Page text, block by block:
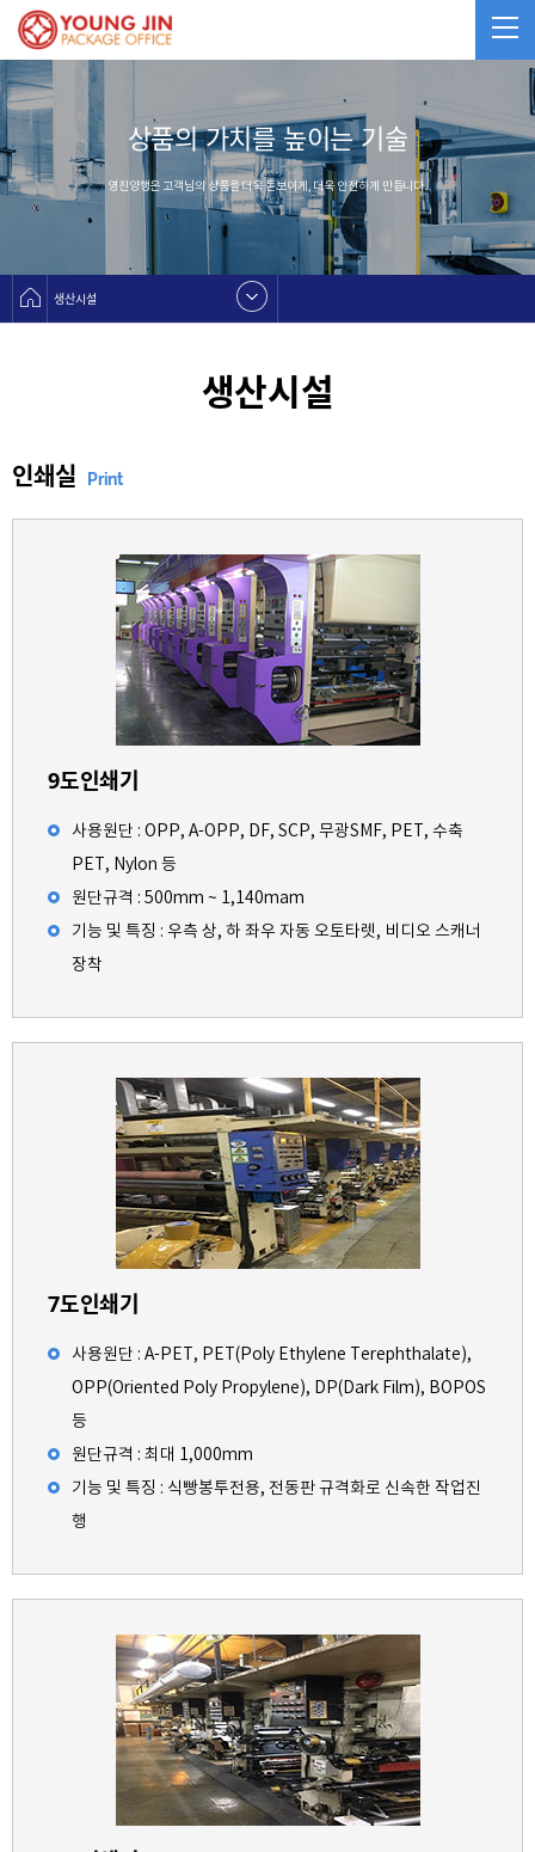
상품의 가치를 높이는 기술
영진양행은 고객님의 상품을 더욱 돋보이게, 더욱 안전하게 만듭니다.
생산시설
생산시설
인쇄실 Print
9도인쇄기
사용원단 : OPP, A-OPP, DF, SCP, 무광SMF, PET, 수축
PET, Nylon 등
원단규격 : 500mm ~ 1,140mam
기능 및 특징 : 우측 상, 하 좌우 자동 오토타렛, 비디오 스캐너
장착
7도인쇄기
사용원단 : A-PET, PET(Poly Ethylene Terephthalate),
OPP(Oriented Poly Propylene), DP(Dark Film), BOPOS
등
원단규격 : 최대 1,000mm
기능 및 특징 : 식빵봉투전용, 전동판 규격화로 신속한 작업진
행